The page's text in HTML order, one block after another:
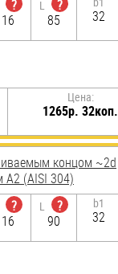
?
16
L
?
85
32
Цена:
1265р. 32коп.
концом ~2d
А2 (AISI 304)
?
16
L
?
90
b1
32